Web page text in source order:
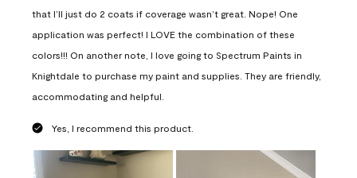
that I’ll just do 2 coats if coverage wasn’t great. Nope! One
application was perfect! I LOVE the combination of these
colors!!! On another note, I love going to Spectrum Paints in
Knightdale to purchase my paint and supplies. They are friendly,
accommodating and helpful.
Yes, I recommend this product.